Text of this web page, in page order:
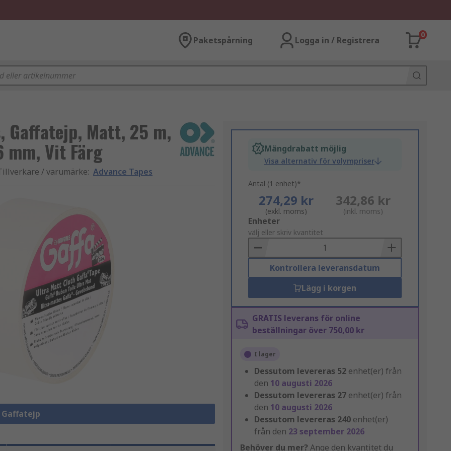
Paketspårning Logga in / Registrera
0
Gaffatejp, Matt, 25 m,
mm, Vit Färg
/ varumärke: Advance Tapes
Gaffatejp
Mängdrabatt möjlig
Visa alternativ för volympriser
Antal (1 enhet)*
274,29 kr
(exkl. moms)
342,86 kr
(inkl. moms)
Add
to
Basket
Enheter
välj eller skriv kvantitet
Kontrollera leveransdatum
Lägg i korgen
GRATIS leverans för online
beställningar över 750,00 kr
I lager
Dessutom levereras 52 enhet(er) från
den 10 augusti 2026
Dessutom levereras 27 enhet(er) från
den 10 augusti 2026
Dessutom levereras 240 enhet(er)
från den 23 september 2026
Behöver du mer? Ange den kvantitet du